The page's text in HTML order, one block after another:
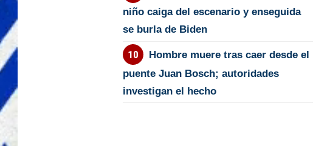
niño caiga del escenario y enseguida
se burla de Biden
Hombre muere tras caer desde el
puente Juan Bosch; autoridades
investigan el hecho